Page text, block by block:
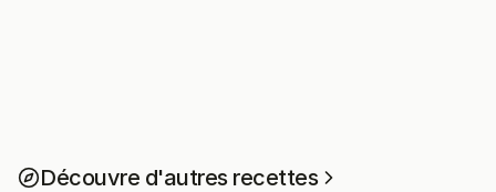
Découvre d'autres recettes